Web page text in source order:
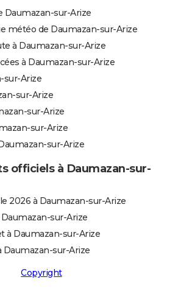
Daumazan-sur-Arize
météo de Daumazan-sur-Arize
à Daumazan-sur-Arize
à Daumazan-sur-Arize
sur-Arize
sur-Arize
sur-Arize
sur-Arize
sur-Arize
officiels à Daumazan-sur-
2026 à Daumazan-sur-Arize
sur-Arize
à Daumazan-sur-Arize
Daumazan-sur-Arize
Copyright